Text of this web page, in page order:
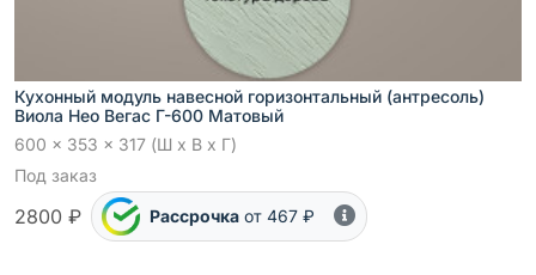
Кухонный модуль навесной горизонтальный (антресоль)
Виола Нео Вегас Г-600 Матовый
600 x 353 x 317 (Ш x В x Г)
Под заказ
2800 ₽ Рассрочка от 467 ₽